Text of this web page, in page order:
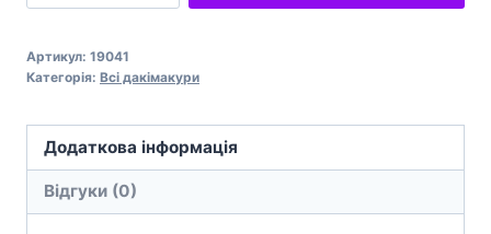
Vtube
Tokino
кількість
Артикул: 19041
Категорія: Всі дакімакури
Додаткова інформація
Відгуки (0)